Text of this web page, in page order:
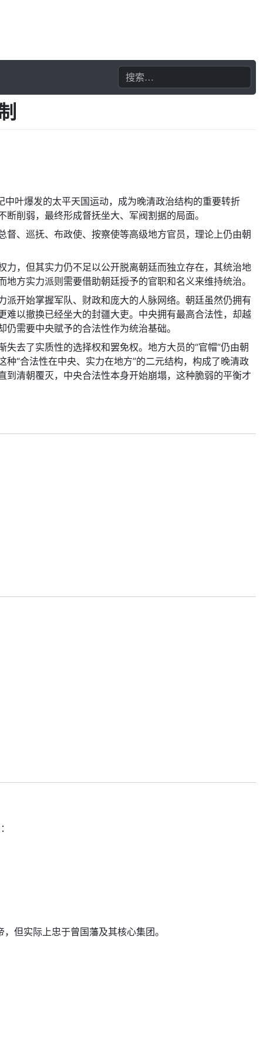
叶爆发的太平天国运动，成为晚清政治结构的重要转折
削弱，最终形成督抚坐大、军阀割据的局面。
、巡抚、布政使、按察使等高级地方官员，理论上仍由朝
，但其实力仍不足以公开脱离朝廷而独立存在，其统治地
方实力派则需要借助朝廷授予的官职和名义来维持统治。
开始掌握军队、财政和庞大的人脉网络。朝廷虽然仍拥有
以撤换已经坐大的封疆大吏。中央拥有最高合法性，却越
需要中央赋予的合法性作为统治基础。
去了实质性的选择权和罢免权。地方大员的“官帽”仍由朝
“合法性在中央、实力在地方”的二元结构，构成了晚清政
清朝覆灭，中央合法性本身开始崩塌，这种脆弱的平衡才
但实际上忠于曾国藩及其核心集团。